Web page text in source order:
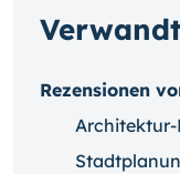
Rezensionen